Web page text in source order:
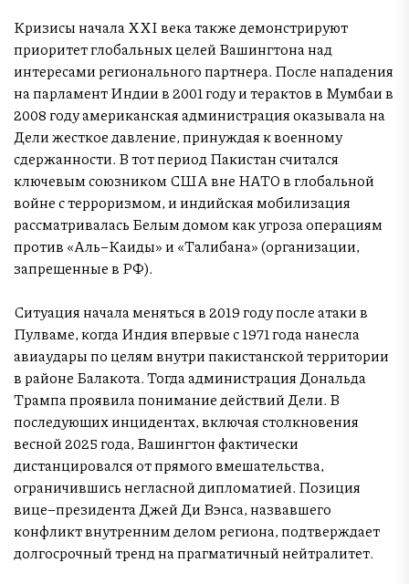
Кризисы начала XXI века также демонстрируют
приоритет глобальных целей Вашингтона над
интересами регионального партнера. После нападения
на парламент Индии в 2001 году и терактов в Мумбаи в
2008 году американская администрация оказывала на
Дели жесткое давление, принуждая к военному
сдержанности. В тот период Пакистан считался
ключевым союзником США вне НАТО в глобальной
войне с терроризмом, и индийская мобилизация
рассматривалась Белым домом как угроза операциям
против «Аль–Каиды» и «Талибана» (организации,
запрещенные в РФ).
Ситуация начала меняться в 2019 году после атаки в
Пулваме, когда Индия впервые с 1971 года нанесла
авиаудары по целям внутри пакистанской территории
в районе Балакота. Тогда администрация Дональда
Трампа проявила понимание действий Дели. В
последующих инцидентах, включая столкновения
весной 2025 года, Вашингтон фактически
дистанцировался от прямого вмешательства,
ограничившись негласной дипломатией. Позиция
вице–президента Джей Ди Вэнса, назвавшего
конфликт внутренним делом региона, подтверждает
долгосрочный тренд на прагматичный нейтралитет.